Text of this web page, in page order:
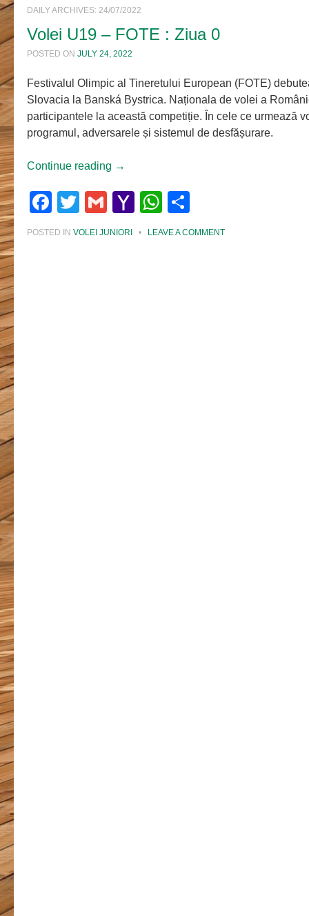
DAILY ARCHIVES: 24/07/2022
Volei U19 – FOTE : Ziua 0
POSTED ON JULY 24, 2022
Festivalul Olimpic al Tineretului European (FOTE)
Slovacia la Banská Bystrica. Naționala de volei a
participantele la această competiție. În cele ce urmează
programul, adversarele și sistemul de desfășurare.
Continue reading →
Facebook
Twitter
GmailYahoo
Mail
WhatsApp
Share
POSTED IN VOLEI JUNIORI • LEAVE A COMMENT